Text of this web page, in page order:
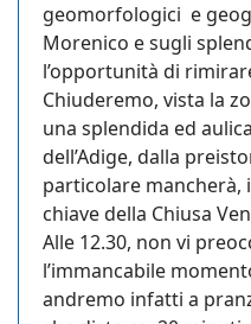
geomorfologici e
Morenico e sugli
l’opportunità di
Chiuderemo, vista la
una splendida ed
dell’Adige, dalla
particolare
chiave della Chiusa
Alle 12.30, non vi
l’immancabile
andremo infatti a